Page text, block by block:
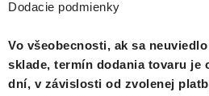
Dodacie podmienky
Vo všeobecnosti, ak sa
sklade, termín dodania tovaru je
dní, v závislosti od zvolenej